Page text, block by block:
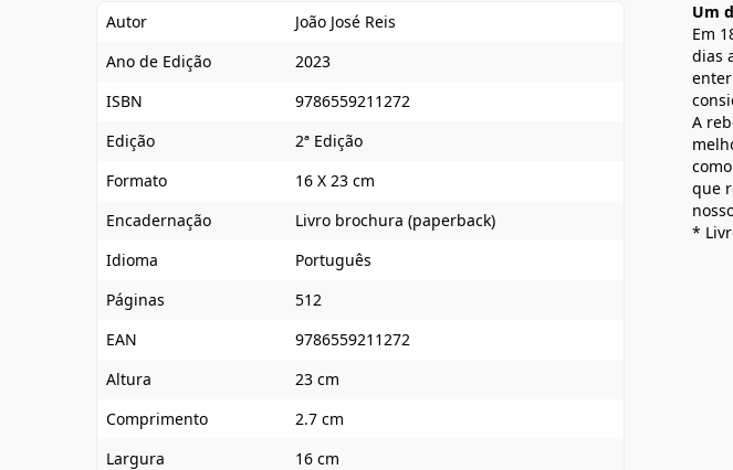
Autor
João José Reis
Ano de Edição
2023
ISBN
9786559211272
Edição
2ª Edição
Formato
16 X 23 cm
Encadernação
Livro brochura (paperback)
Idioma
Português
Páginas
512
EAN
9786559211272
Altura
23 cm
Comprimento
2.7 cm
Largura
16 cm
Um
Em
dias
A
que
*